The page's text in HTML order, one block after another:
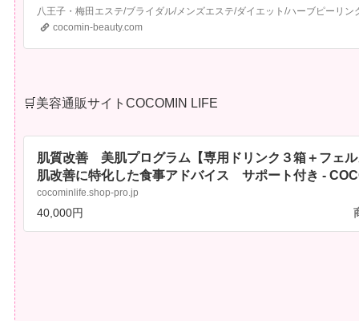
八王子・梅田エステ/ブライダル/メンズエステ/ダイエット/ハーブピーリン
cocomin-beauty.com
🛒美容通販サイトCOCOMIN LIFE
肌質改善 美肌プログラム【専用ドリンク３箱＋フェ
肌改善に特化した食事アドバイス サポート付き -
LIFE （ココミンライフ）
cocominlife.shop-pro.jp
40,000円